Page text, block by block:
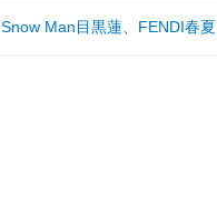
Snow Man目黒蓮、FENDI春